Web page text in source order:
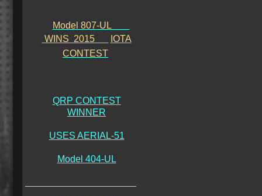
Model 807-UL
WINS 2015
IOTA
CONTEST
QRP CONTEST
WINNER
USES AERIAL-51
Model 404-UL